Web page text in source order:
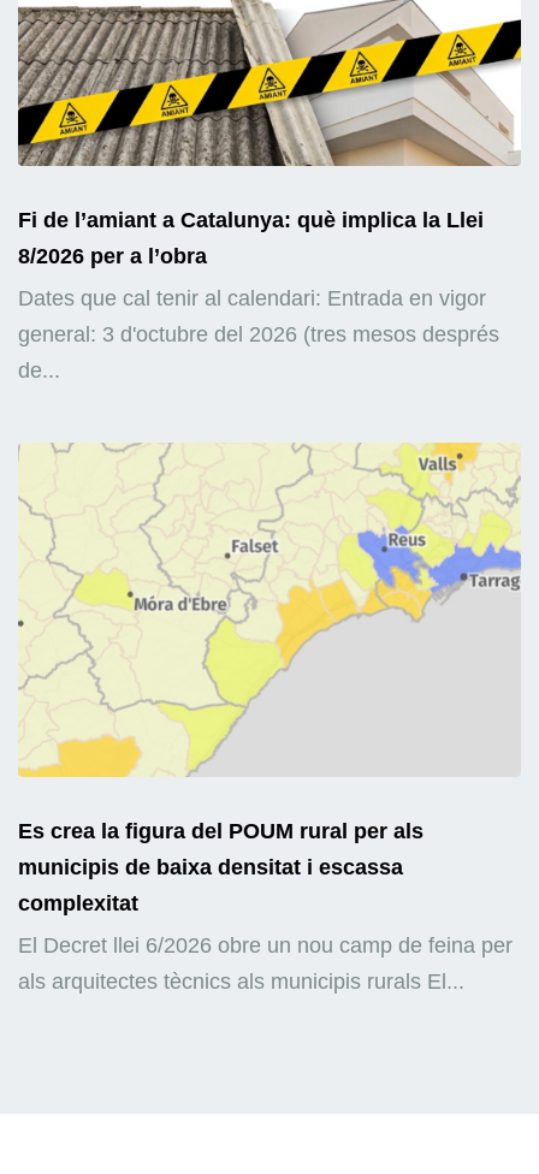
Fi de l’amiant a Catalunya: què implica la Llei
8/2026 per a l’obra
Dates que cal tenir al calendari: Entrada en vigor
general: 3 d'octubre del 2026 (tres mesos després
de...
Es crea la figura del POUM rural per als
municipis de baixa densitat i escassa
complexitat
El Decret llei 6/2026 obre un nou camp de feina per
als arquitectes tècnics als municipis rurals El...